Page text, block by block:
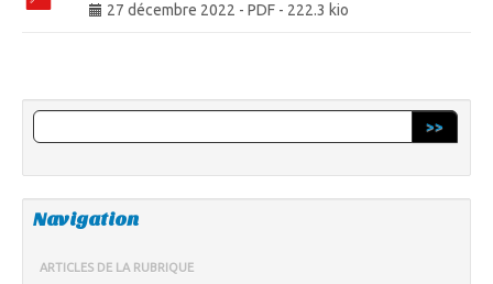
27 décembre 2022 - PDF - 222.3 kio
>>
Navigation
ARTICLES DE LA RUBRIQUE